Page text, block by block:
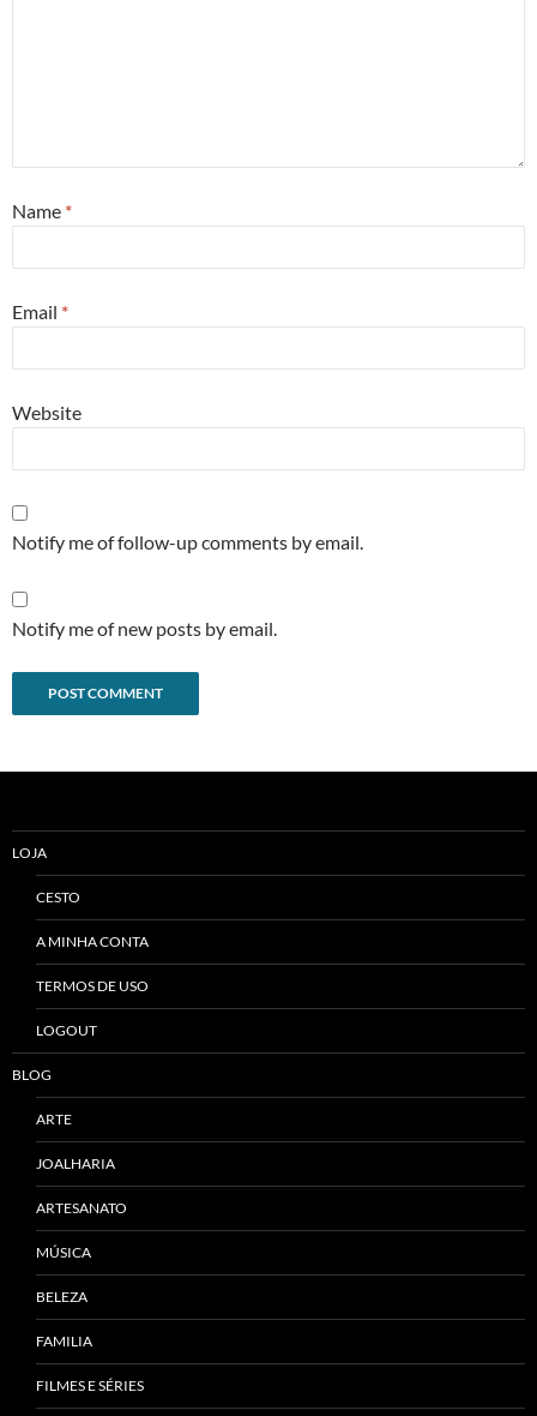
Name *
Email *
Website
Notify me of follow-up comments by email.
Notify me of new posts by email.
LOJA
CESTO
A MINHA CONTA
TERMOS DE USO
LOGOUT
BLOG
ARTE
JOALHARIA
ARTESANATO
MÚSICA
BELEZA
FAMILIA
FILMES E SÉRIES